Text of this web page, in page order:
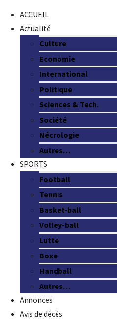
ACCUEIL
Actualité
Culture
Economie
International
Politique
Sciences & Tech.
Société
Nécrologie
Autres…
SPORTS
Football
Tennis
Basket-ball
Volley-ball
Lutte
Boxe
Handball
Autres…
Annonces
Avis de décès